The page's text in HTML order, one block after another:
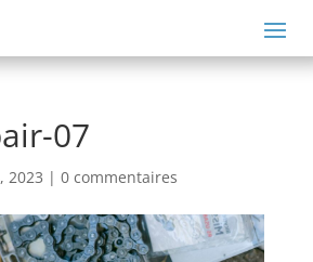
07
2023 | 0 commentaires